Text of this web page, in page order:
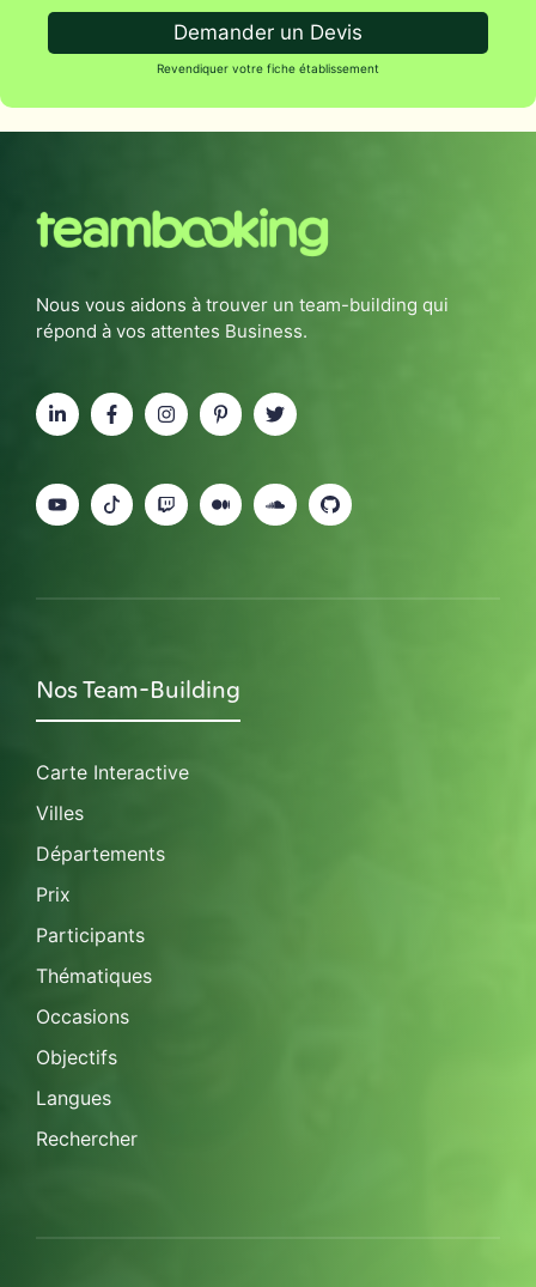
Demander un Devis
Revendiquer votre fiche établissement
Nous vous aidons à trouver un team-building qui
répond à vos attentes Business.
Nos Team-Building
Carte Interactive
Villes
Départements
Prix
Participants
Thématiques
Occasions
Objectifs
Langues
Rechercher